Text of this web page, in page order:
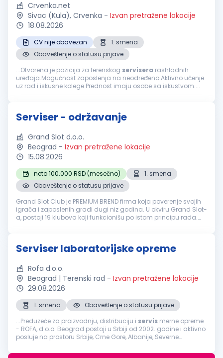
Crvenka.net
Sivac (Kula), Crvenka - Izvan pretražene lokacije
18.08.2026
CV nije obavezan
1. smena
Obaveštenje o statusu prijave
...Otvorena je pozicija za terenskog servisera rashladnih
uređaja.Mogućnost zaposlenja na neodređeno.Aktivno učenje
uz rad i iskusne kolege.Prednost imaju osobe sa iskustvom....
Serviser - održavanje
Grand Slot d.o.o.
Beograd - Izvan pretražene lokacije
15.08.2026
neto 100.000 RSD (mesečno)
1. smena
Obaveštenje o statusu prijave
Grand Slot Club je PREMIUM BREND firma koja poverenje svojih
igrača i zaposlenih gradi dugi niz godina. U okviru Grand Slot-
a, postoji 19 klubova koji funkcionišu po istom principu rada.
Serviser laboratorijske opreme
Rofa d.o.o.
Beograd | Terenski rad - Izvan pretražene lokacije
29.08.2026
1. smena
Obaveštenje o statusu prijave
...Preduzeće za proizvodnju, distribuciju i servis merne opreme
- ROFA, d.o.o. Beograd postoji u Srbiji od 2002. godine i aktivno
posluje na prostoru Srbije, Crne Gore, Albanije, Severne